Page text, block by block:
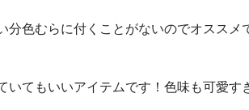
色むらに付くことがないのでオススメ
いてもいいアイテムです！色味も可愛す